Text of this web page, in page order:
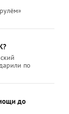
по
до